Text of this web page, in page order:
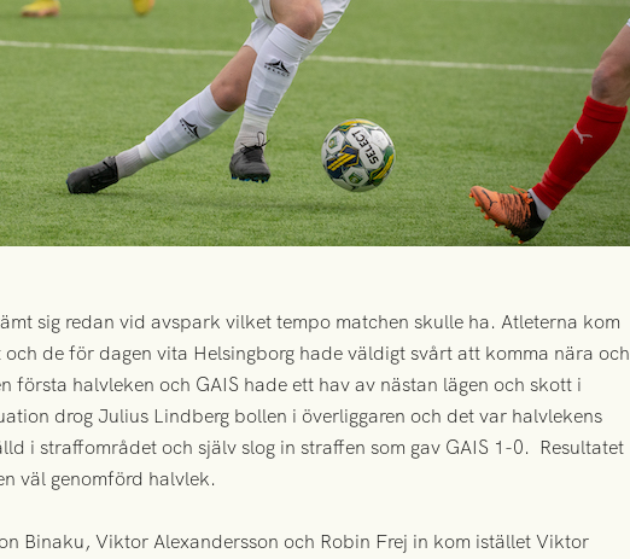
sig redan vid avspark vilket tempo matchen skulle ha. Atleterna kom
de för dagen vita Helsingborg hade väldigt svårt att komma nära och
halvleken och GAIS hade ett hav av nästan lägen och skott i
drog Julius Lindberg bollen i överliggaren och det var halvlekens
i straffområdet och själv slog in straffen som gav GAIS 1-0. Resultatet
väl genomförd halvlek.
Binaku, Viktor Alexandersson och Robin Frej in kom istället Viktor